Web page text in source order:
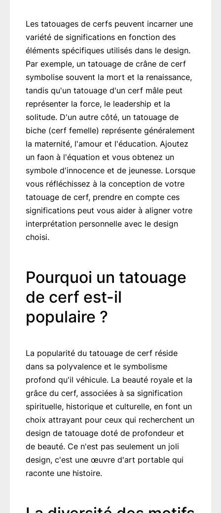
Les tatouages de cerfs peuvent incarner une
variété de significations en fonction des
éléments spécifiques utilisés dans le design.
Par exemple, un tatouage de crâne de cerf
symbolise souvent la mort et la renaissance,
tandis qu'un tatouage d'un cerf mâle peut
représenter la force, le leadership et la
solitude. D'un autre côté, un tatouage de
biche (cerf femelle) représente généralement
la maternité, l'amour et l'éducation. Ajoutez
un faon à l'équation et vous obtenez un
symbole d'innocence et de jeunesse. Lorsque
vous réfléchissez à la conception de votre
tatouage de cerf, prendre en compte ces
significations peut vous aider à aligner votre
interprétation personnelle avec le design
choisi.
Pourquoi un tatouage
de cerf est-il
populaire ?
La popularité du tatouage de cerf réside
dans sa polyvalence et le symbolisme
profond qu'il véhicule. La beauté royale et la
grâce du cerf, associées à sa signification
spirituelle, historique et culturelle, en font un
choix attrayant pour ceux qui recherchent un
design de tatouage doté de profondeur et
de beauté. Ce n'est pas seulement un joli
design, c'est une œuvre d'art portable qui
raconte une histoire.